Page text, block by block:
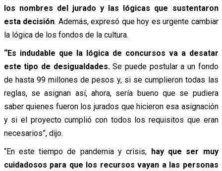
los nombres del jurado y las lógicas que sustentaron
esta decisión. Además, expresó que hoy es urgente cambiar
la lógica de los fondos de la cultura.
“Es indudable que la lógica de concursos va a desatar
este tipo de desigualdades.Se puede postular a un fondo
de hasta 99 millones de pesos y, si se cumplieron todas las
reglas, se asignan así, ahora, sería bueno que se pudiera
saber quienes fueron los jurados que hicieron esa asignación
y si el proyecto cumplió con todos los requisitos que eran
necesarios”, dijo.
“En este tiempo de pandemia y crisis, hay que ser muy
cuidadosos para que los recursos vayan a las personas